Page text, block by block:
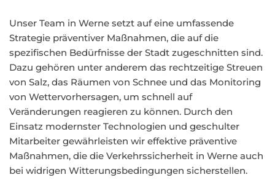
Unser Team in Werne setzt auf eine umfassende
Strategie präventiver Maßnahmen, die auf die
spezifischen Bedürfnisse der Stadt zugeschnitten sind.
Dazu gehören unter anderem das rechtzeitige Streuen
von Salz, das Räumen von Schnee und das Monitoring
von Wettervorhersagen, um schnell auf
Veränderungen reagieren zu können. Durch den
Einsatz modernster Technologien und geschulter
Mitarbeiter gewährleisten wir effektive präventive
Maßnahmen, die die Verkehrssicherheit in Werne auch
bei widrigen Witterungsbedingungen sicherstellen.